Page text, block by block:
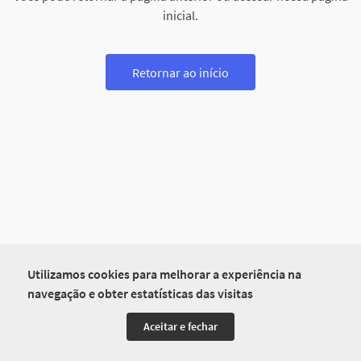
Utilizamos cookies para melhorar a experiência na
navegação e obter estatísticas das visitas
Aceitar e fechar
inicial.
Retornar ao início